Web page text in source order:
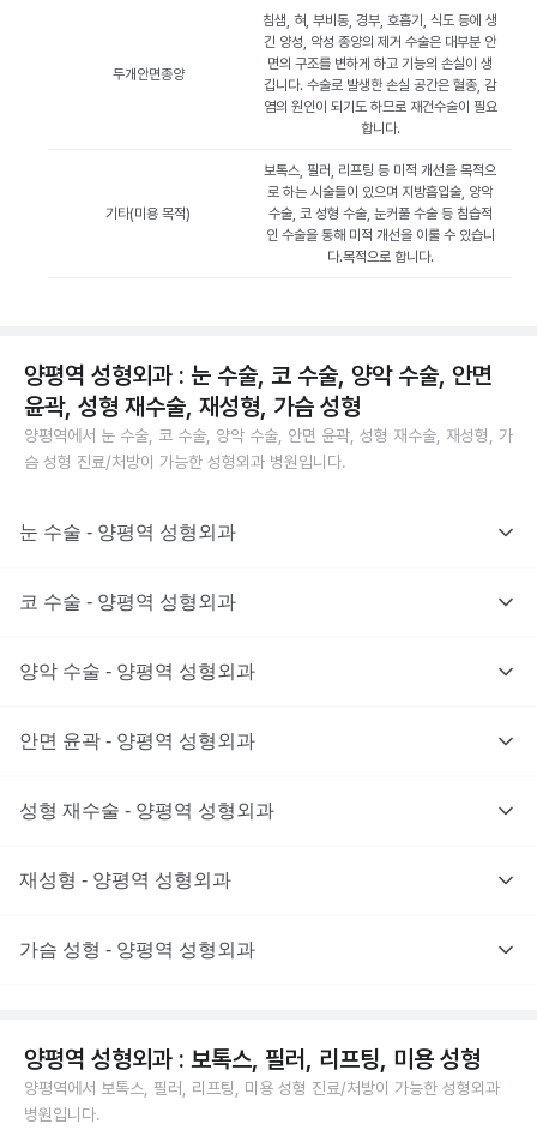
두개안면종양
침샘, 혀, 부비동, 경부, 호흡기, 식도 등에 생
긴 양성, 악성 종양의 제거 수술은 대부분 안
면의 구조를 변하게 하고 기능의 손실이 생
깁니다. 수술로 발생한 손실 공간은 혈종, 감
염의 원인이 되기도 하므로 재건수술이 필요
합니다.
기타(미용 목적)
보톡스, 필러, 리프팅 등 미적 개선을 목적으
로 하는 시술들이 있으며 지방흡입술, 양악
수술, 코 성형 수술, 눈커풀 수술 등 침습적
인 수술을 통해 미적 개선을 이룰 수 있습니
다.목적으로 합니다.
양평역 성형외과 : 눈 수술, 코 수술, 양악 수술, 안면
윤곽, 성형 재수술, 재성형, 가슴 성형
양평역에서 눈 수술, 코 수술, 양악 수술, 안면 윤곽, 성형 재수술, 재성형, 가
슴 성형 진료/처방이 가능한 성형외과 병원입니다.
눈 수술 - 양평역 성형외과
코 수술 - 양평역 성형외과
양악 수술 - 양평역 성형외과
안면 윤곽 - 양평역 성형외과
성형 재수술 - 양평역 성형외과
재성형 - 양평역 성형외과
가슴 성형 - 양평역 성형외과
양평역 성형외과 : 보톡스, 필러, 리프팅, 미용 성형
양평역에서 보톡스, 필러, 리프팅, 미용 성형 진료/처방이 가능한 성형외과
병원입니다.